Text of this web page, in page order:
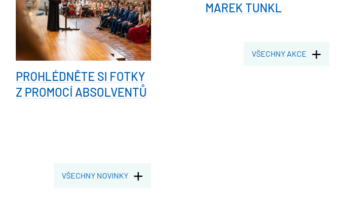
MAREK TUNKL
VŠECHNY AKCE
PROHLÉDNĚTE SI FOTKY
Z PROMOCÍ ABSOLVENTŮ
VŠECHNY NOVINKY